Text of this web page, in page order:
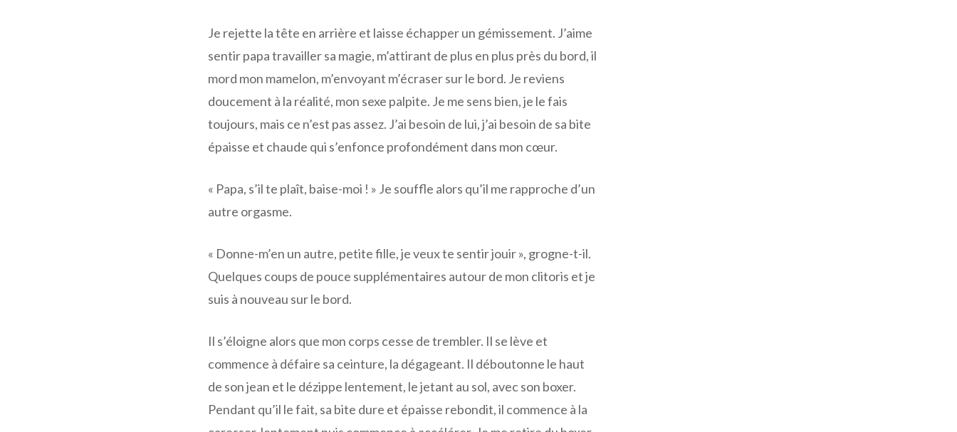
Je rejette la tête en arrière et laisse échapper un gémissement. J’aime
sentir papa travailler sa magie, m’attirant de plus en plus près du bord, il
mord mon mamelon, m’envoyant m’écraser sur le bord. Je reviens
doucement à la réalité, mon sexe palpite. Je me sens bien, je le fais
toujours, mais ce n’est pas assez. J’ai besoin de lui, j’ai besoin de sa bite
épaisse et chaude qui s’enfonce profondément dans mon cœur.
« Papa, s’il te plaît, baise-moi ! » Je souffle alors qu’il me rapproche d’un
autre orgasme.
« Donne-m’en un autre, petite fille, je veux te sentir jouir », grogne-t-il.
Quelques coups de pouce supplémentaires autour de mon clitoris et je
suis à nouveau sur le bord.
Il s’éloigne alors que mon corps cesse de trembler. Il se lève et
commence à défaire sa ceinture, la dégageant. Il déboutonne le haut
de son jean et le dézippe lentement, le jetant au sol, avec son boxer.
Pendant qu’il le fait, sa bite dure et épaisse rebondit, il commence à la